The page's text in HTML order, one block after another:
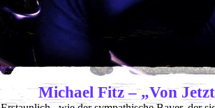
Michael Fitz – „Von